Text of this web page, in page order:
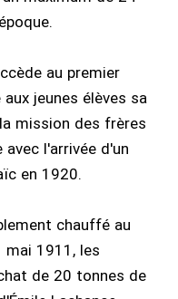
au premier
jeunes élèves sa
mission des frères
avec l'arrivée d'un
en 1920.
chauffé au
mai 1911, les
de 20 tonnes de